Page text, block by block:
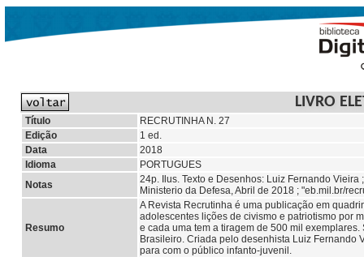
LIVRO
Título
RECRUTINHA N. 27
Edição
1 ed.
Data
2018
Idioma
PORTUGUES
Notas
24p. Ilus. Texto e Desenhos: Luiz Fernando
Ministerio da Defesa, Abril de 2018 ; "eb.mil.br/
Resumo
A Revista Recrutinha é uma publicação em
adolescentes lições de civismo e patriotismo por
e cada uma tem a tiragem de 500 mil
Brasileiro. Criada pelo desenhista Luiz Fernando
para com o público infanto-juvenil.